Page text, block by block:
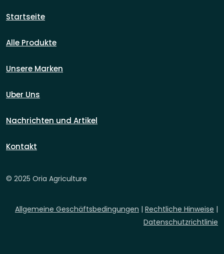
Startseite
Alle Produkte
Unsere Marken
Uber Uns
Nachrichten und Artikel
Kontakt
© 2025 Oria Agriculture
Allgemeine Geschäftsbedingungen | Rechtliche Hinweise |
Datenschutzrichtlinie